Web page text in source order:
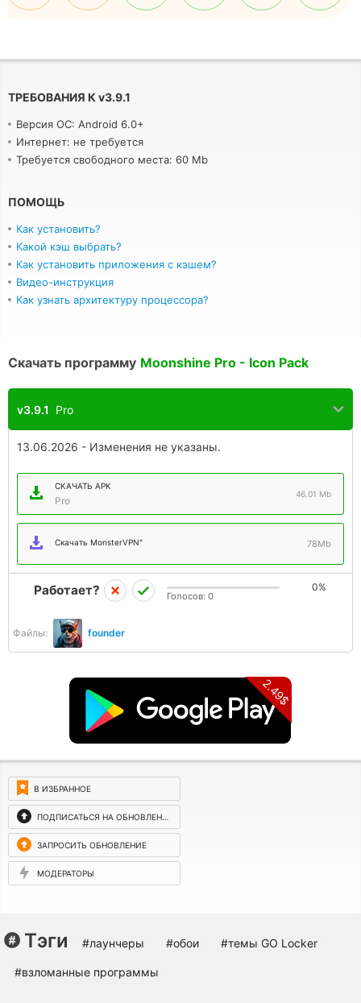
ТРЕБОВАНИЯ К v3.9.1
Версия ОС: Android 6.0+
Интернет: не требуется
Требуется свободного места: 60 Mb
ПОМОЩЬ
Как установить?
Какой кэш выбрать?
Как установить приложения с кэшем?
Видео-инструкция
Как узнать архитектуру процессора?
Скачать программу Moonshine Pro - Icon Pack
v3.9.1 Pro
13.06.2026 - Изменения не указаны.
СКАЧАТЬ APK
Pro
46.01 Mb
Скачать MonsterVPN" 78Mb
Файлы: founder
Работает? 0%
Голосов: 0
2.49$
В ИЗБРАННОЕ
ПОДПИСАТЬСЯ НА ОБНОВЛЕНИЯ
ЗАПРОСИТЬ ОБНОВЛЕНИЕ
МОДЕРАТОРЫ
Тэги #лаунчеры #обои #темы GO Locker
#взломанные программы